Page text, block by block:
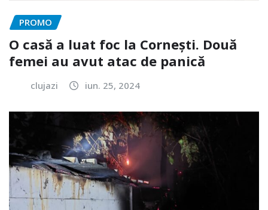
PROMO
O casă a luat foc la Cornești. Două
femei au avut atac de panică
clujazi iun. 25, 2024